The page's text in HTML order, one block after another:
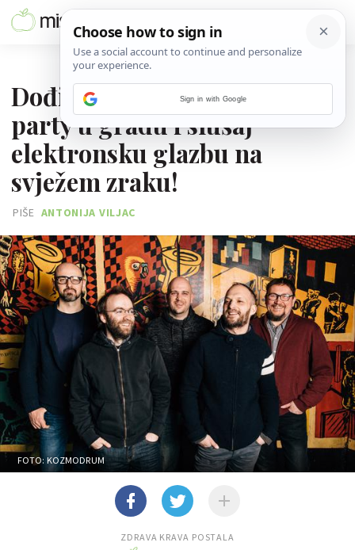
Dođi na najbolji afterwork
party u gradu i slušaj
elektronsku glazbu na
svježem zraku!
PIŠE ANTONIJA VILJAC
FOTO: KOZMODRUM
ZDRAVA KRAVA POSTALA
Sign in with Google